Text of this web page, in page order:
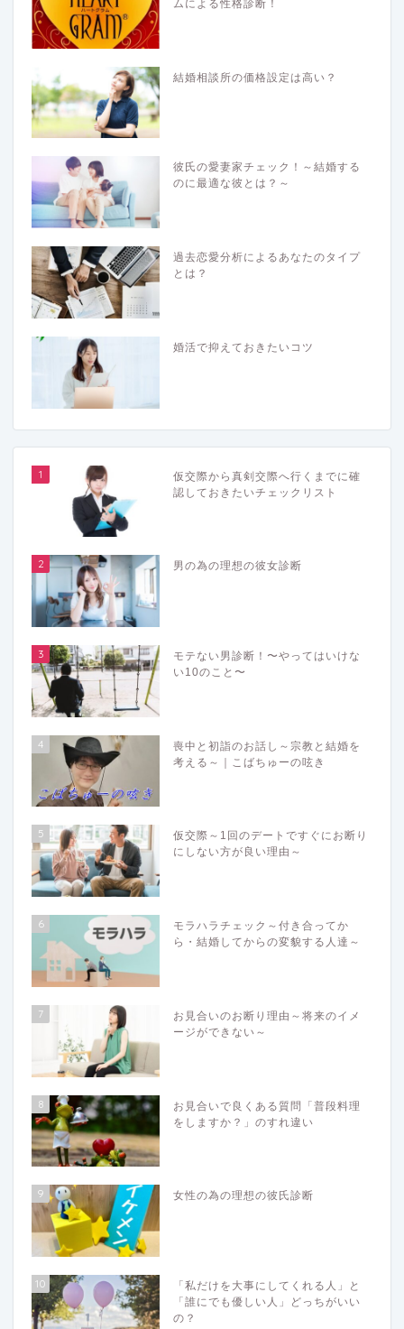
ムによる性格診断！
結婚相談所の価格設定は高い？
彼氏の愛妻家チェック！～結婚する
のに最適な彼とは？～
過去恋愛分析によるあなたのタイプ
とは？
婚活で抑えておきたいコツ
1
仮交際から真剣交際へ行くまでに確
認しておきたいチェックリスト
2 男の為の理想の彼女診断
3
モテない男診断！〜やってはいけな
い10のこと〜
4
喪中と初詣のお話し～宗教と結婚を
考える～｜こばちゅーの呟き
5
仮交際～1回のデートですぐにお断り
にしない方が良い理由～
6
モラハラチェック～付き合ってか
ら・結婚してからの変貌する人達～
7
お見合いのお断り理由～将来のイメ
ージができない～
8
お見合いで良くある質問「普段料理
をしますか？」のすれ違い
9 女性の為の理想の彼氏診断
10
「私だけを大事にしてくれる人」と
「誰にでも優しい人」どっちがいい
の？